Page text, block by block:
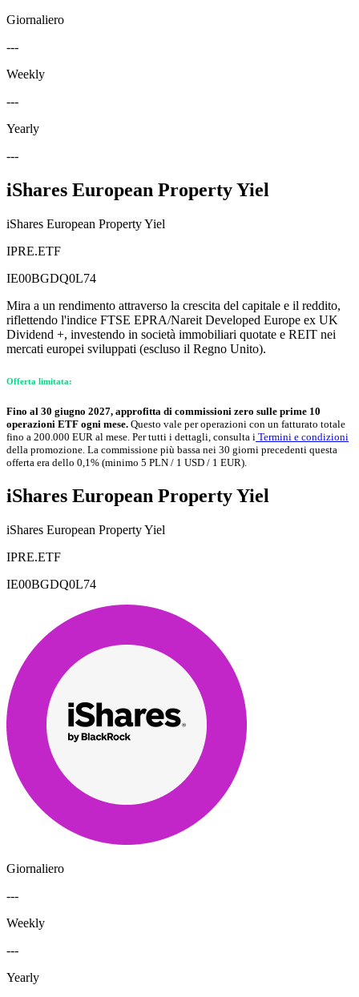
Giornaliero
---
Weekly
---
Yearly
---
iShares European Property Yiel
iShares European Property Yiel
IPRE.ETF
IE00BGDQ0L74
Mira a un rendimento attraverso la crescita del capitale e il reddito,
riflettendo l'indice FTSE EPRA/Nareit Developed Europe ex UK
Dividend +, investendo in società immobiliari quotate e REIT nei
mercati europei sviluppati (escluso il Regno Unito).
Offerta limitata:
Fino al 30 giugno 2027, approfitta di commissioni zero sulle prime 10
operazioni ETF ogni mese. Questo vale per operazioni con un fatturato totale
fino a 200.000 EUR al mese. Per tutti i dettagli, consulta i Termini e condizioni
della promozione. La commissione più bassa nei 30 giorni precedenti questa
offerta era dello 0,1% (minimo 5 PLN / 1 USD / 1 EUR).
iShares European Property Yiel
iShares European Property Yiel
IPRE.ETF
IE00BGDQ0L74
Giornaliero
---
Weekly
---
Yearly